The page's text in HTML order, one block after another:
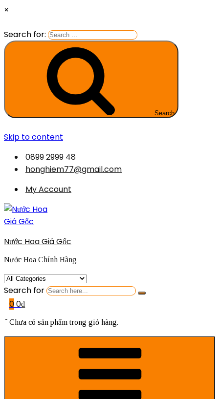
×
Search for:
Search
Skip to content
0899 2999 48
honghiem77@gmail.com
My Account
Nước Hoa Giá Gốc
Nước Hoa Chính Hãng
Search for
00₫
Chưa có sản phẩm trong giỏ hàng.